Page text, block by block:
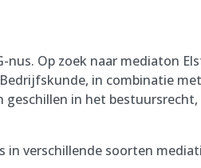
nus. Op zoek naar mediaton
in combinatie
geschillen in het bestuursrecht,
in verschillende soorten